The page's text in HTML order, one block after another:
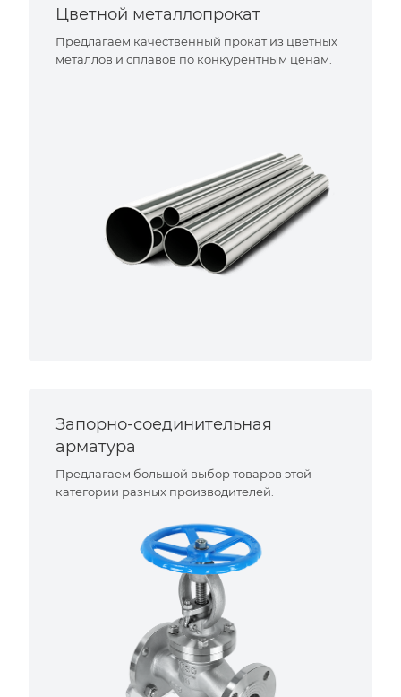
Цветной металлопрокат
Предлагаем качественный прокат из цветных
металлов и сплавов по конкурентным ценам.
Запорно-соединительная
арматура
Предлагаем большой выбор товаров этой
категории разных производителей.